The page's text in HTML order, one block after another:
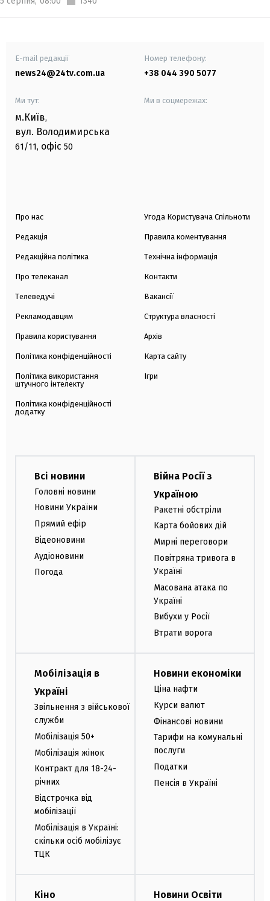
E-mail редакції
news24@24tv.com.ua
Номер телефону:
+38 044 390 5077
Ми тут:
м.Київ,
вул. Володимирська
61/11, офіс 50
Ми в соцмережах:
Про нас
Редакція
Редакційна політика
Про телеканал
Телеведучі
Рекламодавцям
Правила користування
Політика конфіденційності
Політика використання
штучного інтелекту
Політика конфіденційності
додатку
Угода Користувача Спільноти
Правила коментування
Технічна інформація
Контакти
Вакансії
Структура власності
Архів
Карта сайту
Ігри
Всі новини
Головні новини
Новини України
Прямий ефір
Відеоновини
Аудіоновини
Погода
Війна Росії з
Україною
Ракетні обстріли
Карта бойових дій
Мирні переговори
Повітряна тривога в
Україні
Масована атака по
Україні
Вибухи у Росії
Втрати ворога
Мобілізація в
Україні
Звільнення з військової
служби
Мобілізація 50+
Мобілізація жінок
Контракт для 18-24-
річних
Відстрочка від
мобілізації
Мобілізація в Україні:
скільки осіб мобілізує
ТЦК
Новини економіки
Ціна нафти
Курси валют
Фінансові новини
Тарифи на комунальні
послуги
Податки
Пенсія в Україні
Кіно Новини Освіти